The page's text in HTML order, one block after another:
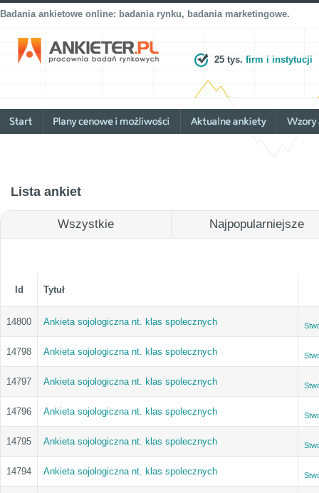
Badania ankietowe online: badania rynku, badania marketingowe.
25 tys. firm i instytucji
Lista ankiet
Wszystkie Najpopularniejsze
Id Tytuł
14800 Ankieta sojologiczna nt. klas spolecznych
14798 Ankieta sojologiczna nt. klas spolecznych
14797 Ankieta sojologiczna nt. klas spolecznych
14796 Ankieta sojologiczna nt. klas spolecznych
14795 Ankieta sojologiczna nt. klas spolecznych
14794 Ankieta sojologiczna nt. klas spolecznych